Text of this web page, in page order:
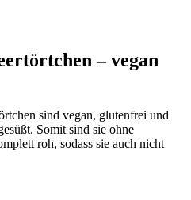
– vegan
sind vegan, glutenfrei und
Somit sind sie ohne
roh, sodass sie auch nicht